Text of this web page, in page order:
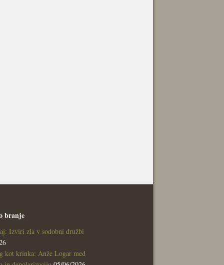
branje
Izviri zla v sodobni družbi
kot krinka: Anže Logar med